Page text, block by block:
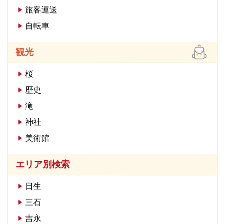
旅客運送
自転車
観光
桜
歴史
滝
神社
美術館
エリア別検索
日生
三石
吉永